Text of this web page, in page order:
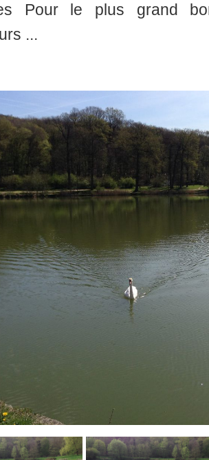
Pour le plus grand
...